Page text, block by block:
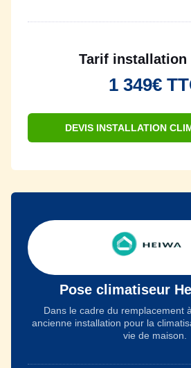
Tarif installation
1 349€
DEVIS INSTALLATION
Pose climatiseur
Dans le cadre du remplacement
ancienne installation pour la
vie de maison.